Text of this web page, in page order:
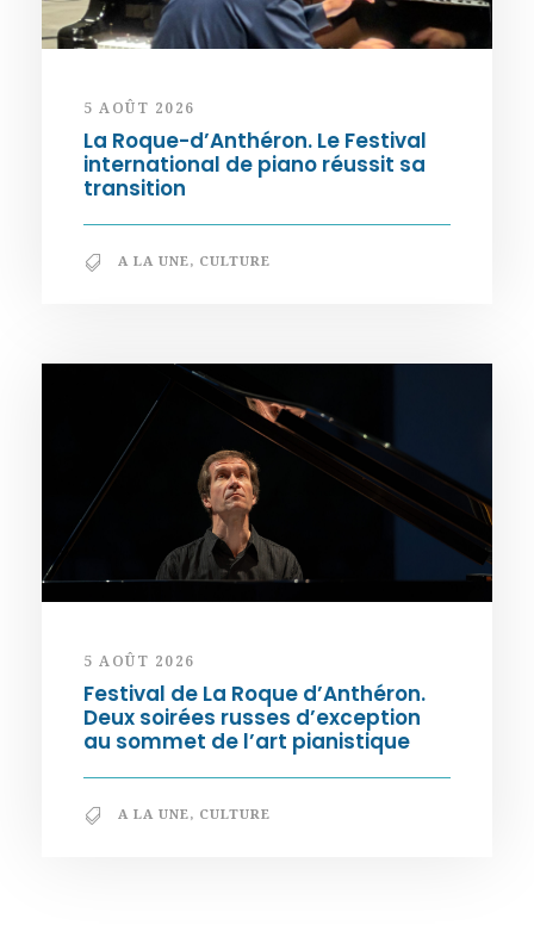
5 AOÛT 2026
La Roque-d’Anthéron. Le Festival
international de piano réussit sa
transition
A LA UNE, CULTURE
5 AOÛT 2026
Festival de La Roque d’Anthéron.
Deux soirées russes d’exception
au sommet de l’art pianistique
A LA UNE, CULTURE